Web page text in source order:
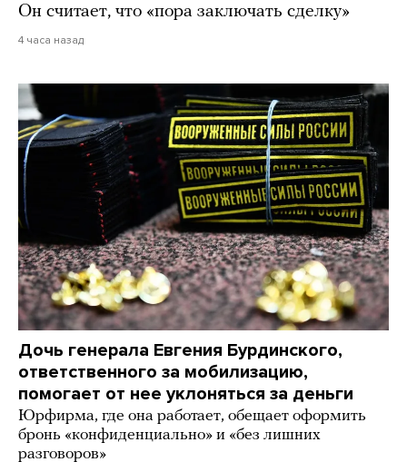
Он считает, что «пора заключать сделку»
4 часа назад
Дочь генерала Евгения Бурдинского,
ответственного за мобилизацию,
помогает от нее уклоняться за деньги
Юрфирма, где она работает, обещает оформить
бронь «конфиденциально» и «без лишних
разговоров»